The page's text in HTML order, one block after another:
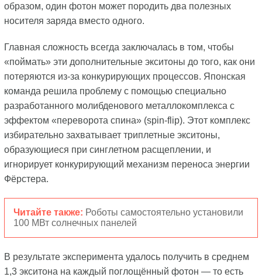
образом, один фотон может породить два полезных
носителя заряда вместо одного.
Главная сложность всегда заключалась в том, чтобы
«поймать» эти дополнительные экситоны до того, как они
потеряются из-за конкурирующих процессов. Японская
команда решила проблему с помощью специально
разработанного молибденового металлокомплекса с
эффектом «переворота спина» (spin-flip). Этот комплекс
избирательно захватывает триплетные экситоны,
образующиеся при синглетном расщеплении, и
игнорирует конкурирующий механизм переноса энергии
Фёрстера.
Читайте также: Роботы самостоятельно установили
100 МВт солнечных панелей
В результате эксперимента удалось получить в среднем
1,3 экситона на каждый поглощённый фотон — то есть